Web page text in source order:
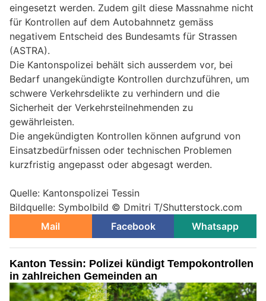
eingesetzt werden. Zudem gilt diese Massnahme nicht
für Kontrollen auf dem Autobahnnetz gemäss
negativem Entscheid des Bundesamts für Strassen
(ASTRA).
Die Kantonspolizei behält sich ausserdem vor, bei
Bedarf unangekündigte Kontrollen durchzuführen, um
schwere Verkehrsdelikte zu verhindern und die
Sicherheit der Verkehrsteilnehmenden zu
gewährleisten.
Die angekündigten Kontrollen können aufgrund von
Einsatzbedürfnissen oder technischen Problemen
kurzfristig angepasst oder abgesagt werden.
Quelle: Kantonspolizei Tessin
Bildquelle: Symbolbild © Dmitri T/Shutterstock.com
Mail
Facebook Whatsapp
Kanton Tessin: Polizei kündigt Tempokontrollen
in zahlreichen Gemeinden an